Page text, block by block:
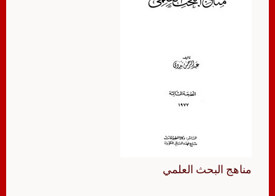
مناهج البحث العلمي